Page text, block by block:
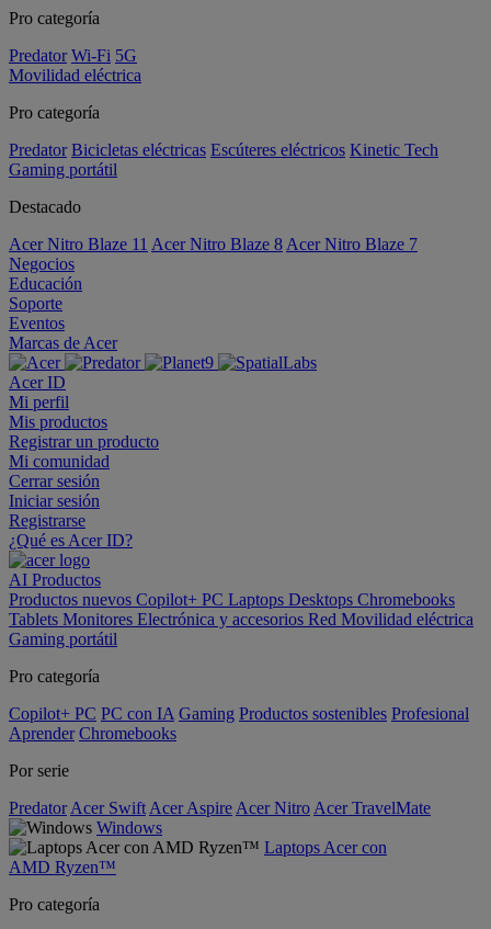
Pro categoría
Predator Wi-Fi 5G
Movilidad eléctrica
Pro categoría
Predator Bicicletas eléctricas Escúteres eléctricos Kinetic Tech
Gaming portátil
Destacado
Acer Nitro Blaze 11 Acer Nitro Blaze 8 Acer Nitro Blaze 7
Negocios
Educación
Soporte
Eventos
Marcas de Acer
Acer ID
Mi perfil
Mis productos
Registrar un producto
Mi comunidad
Cerrar sesión
Iniciar sesión
Registrarse
¿Qué es Acer ID?
AI Productos
Productos nuevos Copilot+ PC Laptops Desktops Chromebooks
Tablets Monitores Electrónica y accesorios Red Movilidad eléctrica
Gaming portátil
Pro categoría
Copilot+ PC PC con IA Gaming Productos sostenibles Profesional
Aprender Chromebooks
Por serie
Predator Acer Swift Acer Aspire Acer Nitro Acer TravelMate
Windows
Laptops Acer con
AMD Ryzen™
Pro categoría